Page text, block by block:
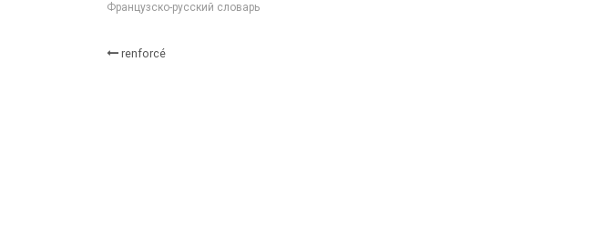
Французско-русский словарь
renforcé